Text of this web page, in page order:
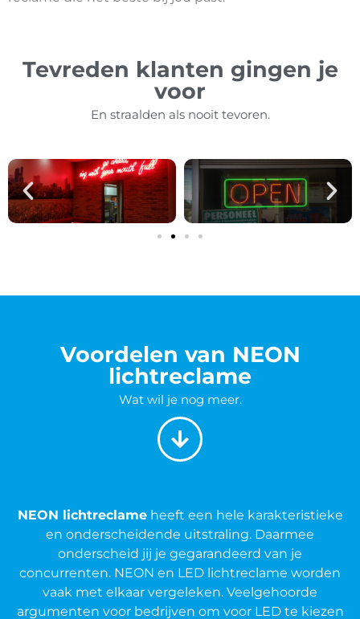
Tevreden klanten gingen je
voor
En straalden als nooit tevoren.
Voordelen van NEON
lichtreclame
Wat wil je nog meer.
NEON lichtreclameheeft een hele karakteristieke
en onderscheidende uitstraling. Daarmee
onderscheid jij je gegarandeerd van je
concurrenten. NEON en LED lichtreclame worden
vaak met elkaar vergeleken. Veelgehoorde
argumenten voor bedrijven om voor LED te kiezen